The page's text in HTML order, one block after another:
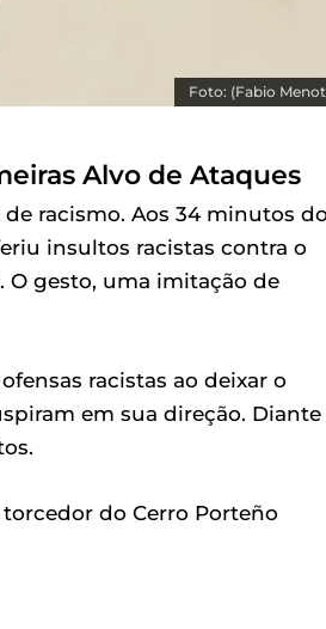
Foto: (Fabio
Alvo de Ataques
racismo. Aos 34 minutos
insultos racistas contra o
O gesto, uma imitação de
racistas ao deixar o
em sua direção. Diante
do Cerro Porteño